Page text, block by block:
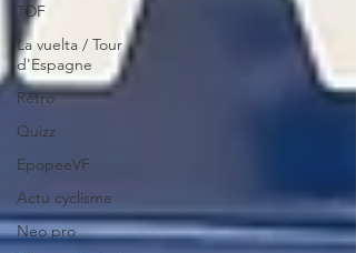
TDF
La vuelta / Tour
d'Espagne
Rétro
Quizz
EpopeeVF
Actu cyclisme
Neo pro